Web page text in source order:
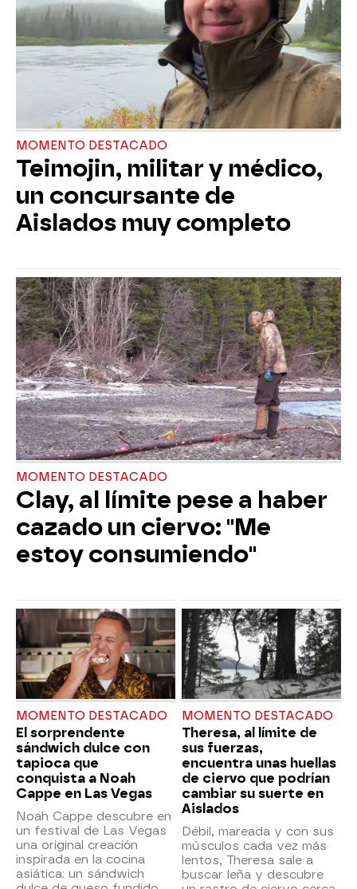
MOMENTO DESTACADO
Teimojin, militar y médico,
un concursante de
Aislados muy completo
MOMENTO DESTACADO
Clay, al límite pese a haber
cazado un ciervo: "Me
estoy consumiendo"
MOMENTO DESTACADO
El sorprendente
sándwich dulce con
tapioca que
conquista a Noah
Cappe en Las Vegas
Noah Cappe descubre en
un festival de Las Vegas
una original creación
inspirada en la cocina
asiática: un sándwich
MOMENTO DESTACADO
Theresa, al límite de
sus fuerzas,
encuentra unas huellas
de ciervo que podrían
cambiar su suerte en
Aislados
Débil, mareada y con sus
músculos cada vez más
lentos, Theresa sale a
buscar leña y descubre